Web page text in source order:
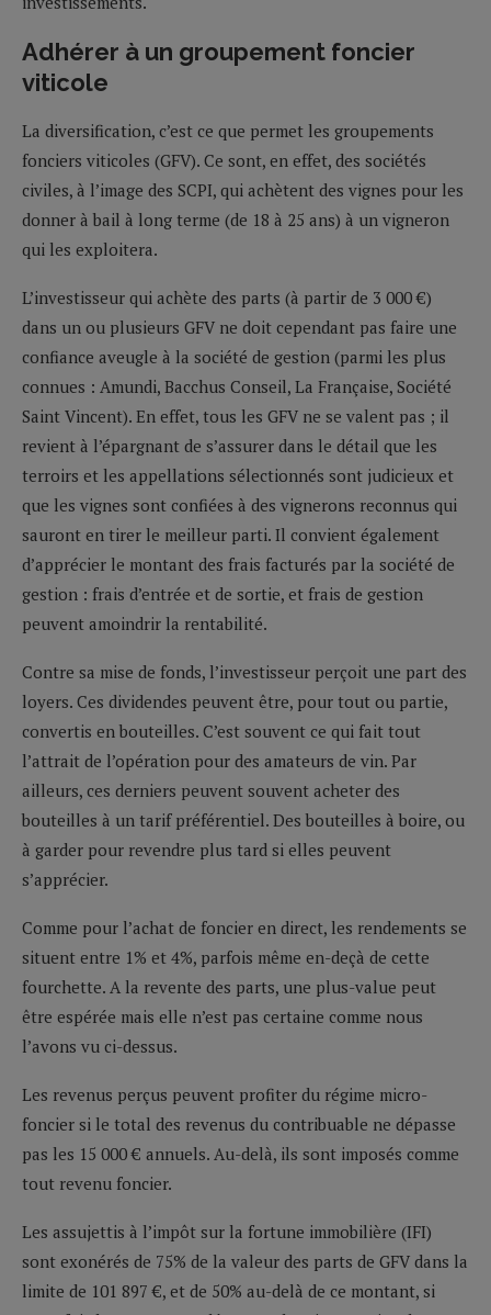
Adhérer à un groupement foncier
viticole
La diversification, c’est ce que permet les groupements
fonciers viticoles (GFV). Ce sont, en effet, des sociétés
civiles, à l’image des SCPI, qui achètent des vignes pour les
donner à bail à long terme (de 18 à 25 ans) à un vigneron
qui les exploitera.
L’investisseur qui achète des parts (à partir de 3 000 €)
dans un ou plusieurs GFV ne doit cependant pas faire une
confiance aveugle à la société de gestion (parmi les plus
connues : Amundi, Bacchus Conseil, La Française, Société
Saint Vincent). En effet, tous les GFV ne se valent pas ; il
revient à l’épargnant de s’assurer dans le détail que les
terroirs et les appellations sélectionnés sont judicieux et
que les vignes sont confiées à des vignerons reconnus qui
sauront en tirer le meilleur parti. Il convient également
d’apprécier le montant des frais facturés par la société de
gestion : frais d’entrée et de sortie, et frais de gestion
peuvent amoindrir la rentabilité.
Contre sa mise de fonds, l’investisseur perçoit une part des
loyers. Ces dividendes peuvent être, pour tout ou partie,
convertis en bouteilles. C’est souvent ce qui fait tout
l’attrait de l’opération pour des amateurs de vin. Par
ailleurs, ces derniers peuvent souvent acheter des
bouteilles à un tarif préférentiel. Des bouteilles à boire, ou
à garder pour revendre plus tard si elles peuvent
s’apprécier.
Comme pour l’achat de foncier en direct, les rendements se
situent entre 1% et 4%, parfois même en-deçà de cette
fourchette. A la revente des parts, une plus-value peut
être espérée mais elle n’est pas certaine comme nous
l’avons vu ci-dessus.
Les revenus perçus peuvent profiter du régime micro-
foncier si le total des revenus du contribuable ne dépasse
pas les 15 000 € annuels. Au-delà, ils sont imposés comme
tout revenu foncier.
Les assujettis à l’impôt sur la fortune immobilière (IFI)
sont exonérés de 75% de la valeur des parts de GFV dans la
limite de 101 897 €, et de 50% au-delà de ce montant, si